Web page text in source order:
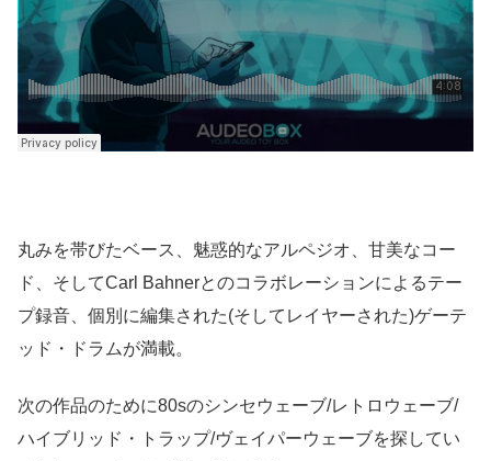
丸みを帯びたベース、魅惑的なアルペジオ、甘美なコー
ド、そしてCarl Bahnerとのコラボレーションによるテー
プ録音、個別に編集された(そしてレイヤーされた)ゲーテ
ッド・ドラムが満載。
次の作品のために80sのシンセウェーブ/レトロウェーブ/
ハイブリッド・トラップ/ヴェイパーウェーブを探してい